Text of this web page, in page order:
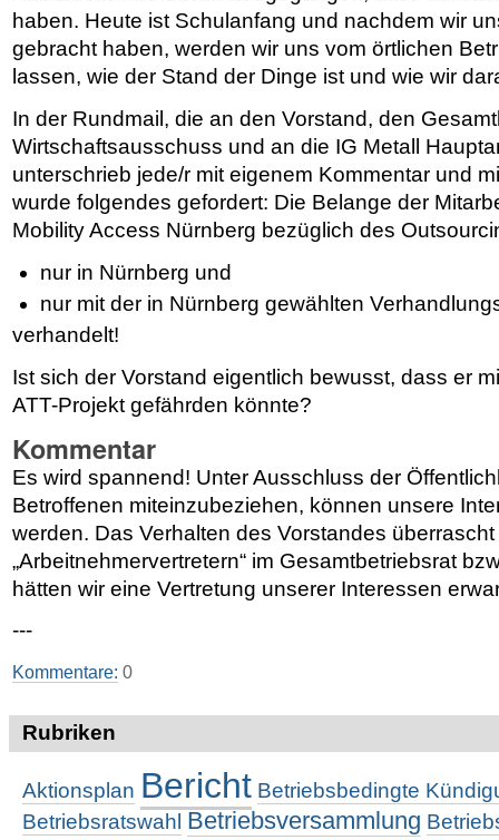
haben. Heute ist Schulanfang und nachdem wir
gebracht haben, werden wir uns vom örtlichen
lassen, wie der Stand der Dinge ist und wie wir
In der Rundmail, die an den Vorstand, den
Wirtschaftsausschuss und an die IG Metall
unterschrieb jede/r mit eigenem Kommentar und
wurde folgendes gefordert: Die Belange der
Mobility Access Nürnberg bezüglich des
nur in Nürnberg und
nur mit der in Nürnberg gewählten
verhandelt!
Ist sich der Vorstand eigentlich bewusst, dass er
ATT-Projekt gefährden könnte?
Kommentar
Es wird spannend! Unter Ausschluss der
Betroffenen miteinzubeziehen, können unsere
werden. Das Verhalten des Vorstandes
„Arbeitnehmervertretern“ im Gesamtbetriebsrat
hätten wir eine Vertretung unserer Interessen
---
Kommentare: 0
Rubriken
Aktionsplan Bericht Betriebsbedingte
Betriebsratswahl Betriebsversammlung